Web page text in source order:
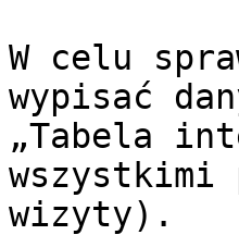
W celu
wypisać
„Tabela
wszystkimi
wizyty).